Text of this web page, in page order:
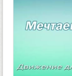
МУЗЫКА
БИБЛИЯ